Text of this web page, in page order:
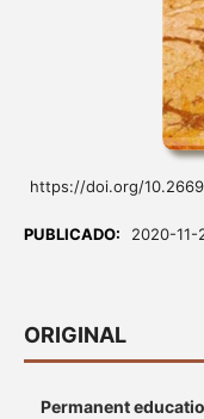
https://doi.org/
PUBLICADO: 2020-11-
ORIGINAL
Permanent